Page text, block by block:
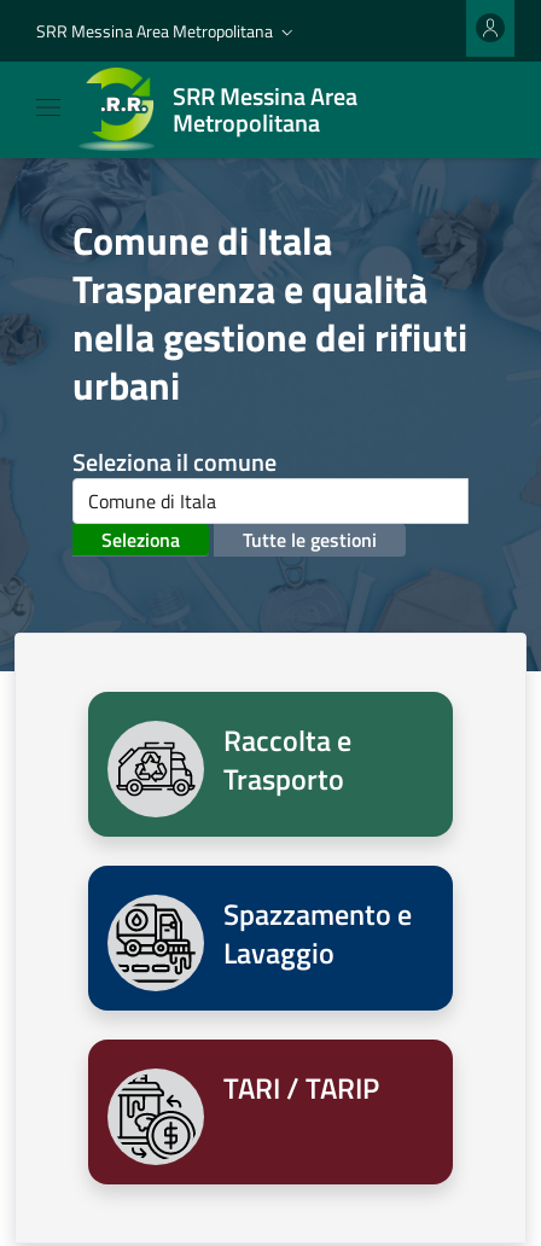
SRR Messina Area Metropolitana
SRR Messina Area
Metropolitana
Comune di Itala
Trasparenza e qualità
nella gestione dei rifiuti
urbani
Seleziona il comune
Seleziona Tutte le gestioni
Raccolta e
Trasporto
Spazzamento e
Lavaggio
TARI / TARIP